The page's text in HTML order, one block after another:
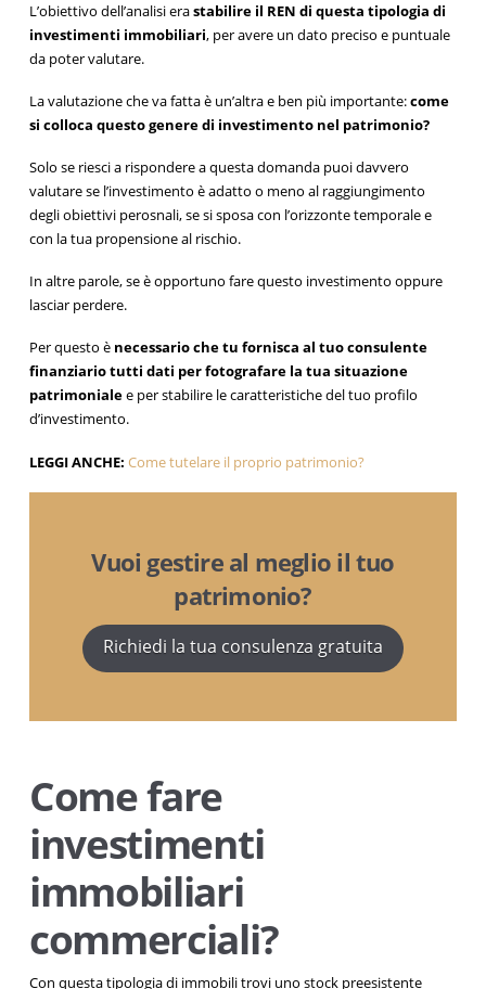
L’obiettivo dell’analisi erastabilire il REN di questa tipologia di
investimenti immobiliari, per avere un dato preciso e puntuale
da poter valutare.
La valutazione che va fatta è un’altra e ben più importante:come
si colloca questo genere di investimento nel patrimonio?
Solo se riesci a rispondere a questa domanda puoi davvero
valutare se l’investimento è adatto o meno al raggiungimento
degli obiettivi perosnali, se si sposa con l’orizzonte temporale e
con la tua propensione al rischio.
In altre parole, se è opportuno fare questo investimento oppure
lasciar perdere.
Per questo è necessario che tu fornisca al tuo consulente
finanziario tutti dati per fotografare la tua situazione
patrimonialee per stabilire le caratteristiche del tuo profilo
d’investimento.
LEGGI ANCHE: Come tutelare il proprio patrimonio?
Vuoi gestire al meglio il tuo
patrimonio?
Richiedi la tua consulenza gratuita
Come fare
investimenti
immobiliari
commerciali?
Con questa tipologia di immobili trovi uno stock preesistente